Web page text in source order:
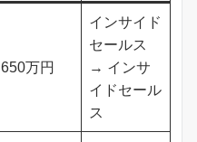
650万円
インサイド
セールス
→ インサ
イドセール
ス